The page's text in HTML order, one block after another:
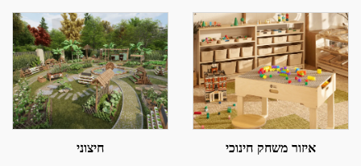
איזור משחק חינוכי חיצוני